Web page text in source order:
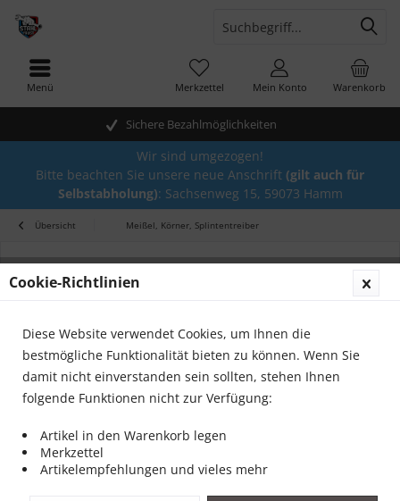
Sichere Bezahlmöglichkeiten
Warenkorb
Merkzettel Mein Konto
Menü
Wir sind umgezogen!
Bitte beachten Sie unsere neue Anschrift (gilt auch für
Selbstabholung): Sachsenweg 15, 59073 Hamm
Übersicht Meißel, Körner, Splintentreiber
Cookie-Richtlinien
Diese Website verwendet Cookies, um Ihnen die
bestmögliche Funktionalität bieten zu können. Wenn Sie
damit nicht einverstanden sein sollten, stehen Ihnen
folgende Funktionen nicht zur Verfügung:
Artikel in den Warenkorb legen
Merkzettel
Artikelempfehlungen und vieles mehr